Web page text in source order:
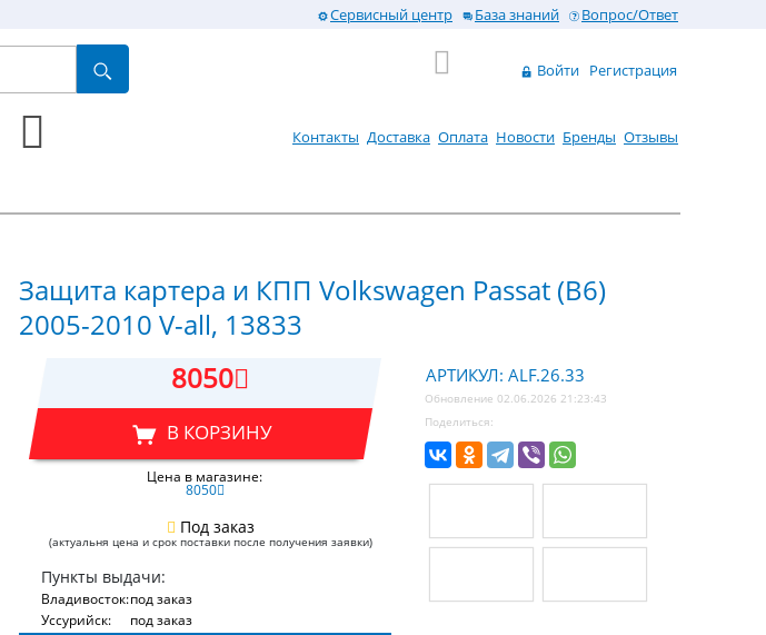
Сервисный центр База знаний Вопрос/Ответ
Войти Регистрация
Контакты Доставка Оплата Новости Бренды Отзывы
Защита картера и КПП Volkswagen Passat (B6)
2005-2010 V-all, 13833
8050
В КОРЗИНУ
Цена в магазине:
8050
Под заказ
(актуальня цена и срок поставки после получения заявки)
Пункты выдачи:
Владивосток:под заказ
Уссурийск:
под заказ
АРТИКУЛ: ALF.26.33
Обновление 02.06.2026 21:23:43
Поделиться: